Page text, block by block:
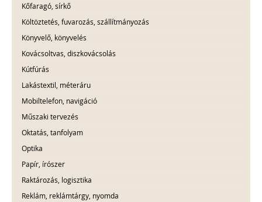
Kőfaragó, sírkő
Költöztetés, fuvarozás, szállítmányozás
Könyvelő, könyvelés
Kovácsoltvas, diszkovácsolás
Kútfúrás
Lakástextil, méteráru
Mobiltelefon, navigáció
Műszaki tervezés
Oktatás, tanfolyam
Optika
Papír, írószer
Raktározás, logisztika
Reklám, reklámtárgy, nyomda